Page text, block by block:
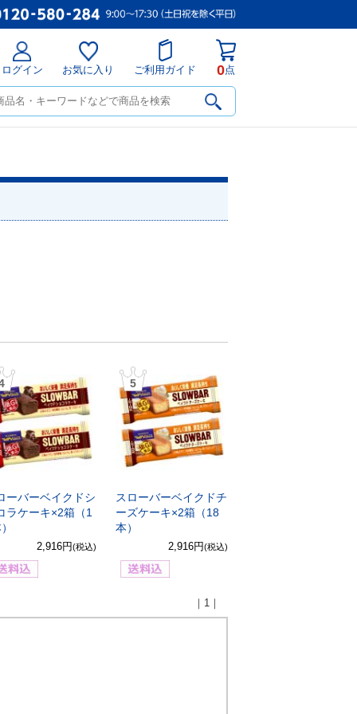
ログイン お気に入り ご利用ガイド 0点
ーバーベイクドシ
ラケーキ×2箱（1
2,916円(税込)
5
スローバーベイクドチ
ーズケーキ×2箱（18
本）
2,916円(税込)
｜1｜